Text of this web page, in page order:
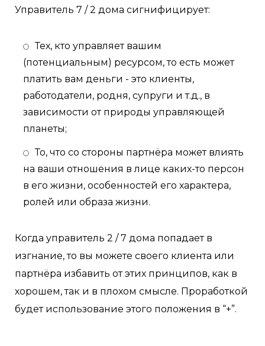
Управитель 7 / 2 дома сигнифицирует:
Тех, кто управляет вашим
(потенциальным) ресурсом, то есть может
платить вам деньги - это клиенты,
работодатели, родня, супруги и т.д., в
зависимости от природы управляющей
планеты;
То, что со стороны партнёра может влиять
на ваши отношения в лице каких-то персон
в его жизни, особенностей его характера,
ролей или образа жизни.
Когда управитель 2 / 7 дома попадает в
изгнание, то вы можете своего клиента или
партнёра избавить от этих принципов, как в
хорошем, так и в плохом смысле. Проработкой
будет использование этого положения в “+”.